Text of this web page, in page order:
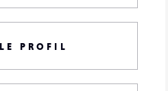
PROFIL